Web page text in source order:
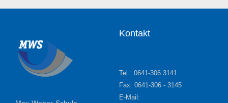
Kontakt
Tel.: 0641-306 3141
Fax: 0641-306 - 3145
E-Mail: